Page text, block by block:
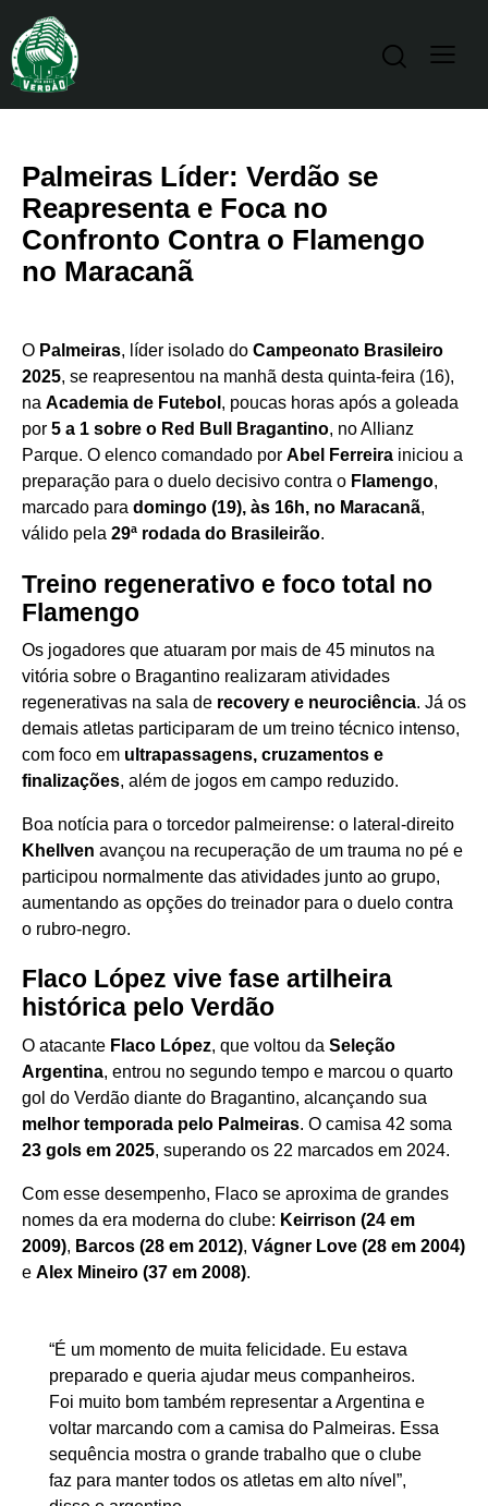
Palmeiras Líder: Verdão se
Reapresenta e Foca no
Confronto Contra o Flamengo
no Maracanã
O Palmeiras, líder isolado do Campeonato Brasileiro
2025, se reapresentou na manhã desta quinta-feira (16),
na Academia de Futebol , poucas horas após a goleada
por 5 a 1 sobre o Red Bull Bragantino, no Allianz
Parque. O elenco comandado por Abel Ferreira iniciou a
preparação para o duelo decisivo contra o Flamengo,
marcado para domingo (19), às 16h, no Maracanã,
válido pela 29ª rodada do Brasileirão.
Treino regenerativo e foco total no
Flamengo
Os jogadores que atuaram por mais de 45 minutos na
vitória sobre o Bragantino realizaram atividades
regenerativas na sala de recovery e neurociência. Já os
demais atletas participaram de um treino técnico intenso,
com foco em ultrapassagens, cruzamentos e
finalizações, além de jogos em campo reduzido.
Boa notícia para o torcedor palmeirense: o lateral-direito
Khellven avançou na recuperação de um trauma no pé e
participou normalmente das atividades junto ao grupo,
aumentando as opções do treinador para o duelo contra
o rubro-negro.
Flaco López vive fase artilheira
histórica pelo Verdão
O atacante Flaco López, que voltou da Seleção
Argentina, entrou no segundo tempo e marcou o quarto
gol do Verdão diante do Bragantino, alcançando sua
melhor temporada pelo Palmeiras. O camisa 42 soma
23 gols em 2025, superando os 22 marcados em 2024.
Com esse desempenho, Flaco se aproxima de grandes
nomes da era moderna do clube: Keirrison (24 em
2009), Barcos (28 em 2012), Vágner Love (28 em 2004)
e Alex Mineiro (37 em 2008).
“É um momento de muita felicidade. Eu estava
preparado e queria ajudar meus companheiros.
Foi muito bom também representar a Argentina e
voltar marcando com a camisa do Palmeiras. Essa
sequência mostra o grande trabalho que o clube
faz para manter todos os atletas em alto nível”,